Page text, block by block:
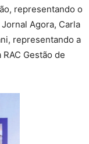
representando o
Agora, Carla
representando a
Gestão de